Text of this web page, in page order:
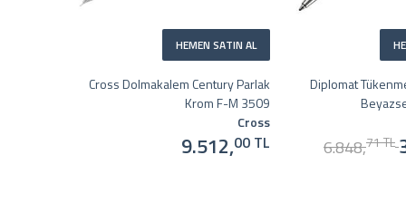
HEMEN SATIN AL
Cross Dolmakalem Century Parlak
Krom F-M 3509
Cross
9.512,00 TL
Diplomat
6.848,71 TL